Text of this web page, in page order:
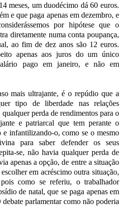
meses, um duodécimo dá 60 euros.
e que paga apenas em dezembro, e
por hipótese que o
diretamente numa conta poupança,
ao fim de dez anos são 12 euros.
apenas aos juros do um único
pago em janeiro, e não em
mais ultrajante, é o repúdio que a
tipo de liberdade nas relações
perda de rendimentos para o
e patriarcal que tem perante o
e infantilizando-o, como se o mesmo
para saber defender os seus
se, não havia qualquer perda de
apenas a opção, de entre a situação
em acréscimo outra situação,
como se referiu, o trabalhador
de natal, que se paga apenas em
parlamentar como não poderia